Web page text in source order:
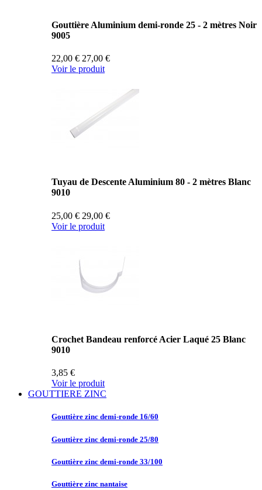
Gouttière Aluminium demi-ronde 25 - 2 mètres Noir
9005
22,00 € 27,00 €
Voir le produit
Tuyau de Descente Aluminium 80 - 2 mètres Blanc
9010
25,00 € 29,00 €
Voir le produit
Crochet Bandeau renforcé Acier Laqué 25 Blanc
9010
3,85 €
Voir le produit
GOUTTIERE ZINC
Gouttière zinc demi-ronde 16/60
Gouttière zinc demi-ronde 25/80
Gouttière zinc demi-ronde 33/100
Gouttière zinc nantaise